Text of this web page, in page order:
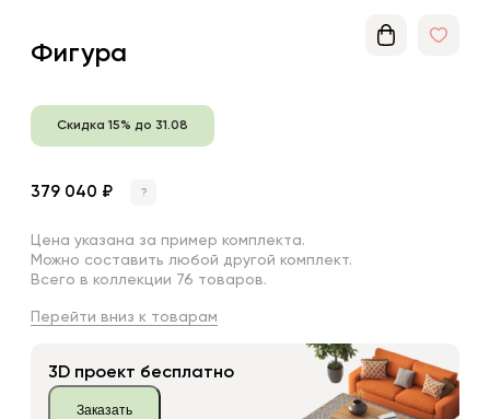
Фигура
Скидка 15% до 31.08
379 040 ₽ ?
Цена указана за пример комплекта.
Можно составить любой другой комплект.
Всего в коллекции 76 товаров.
Перейти вниз к товарам
3D проект бесплатно
Заказать